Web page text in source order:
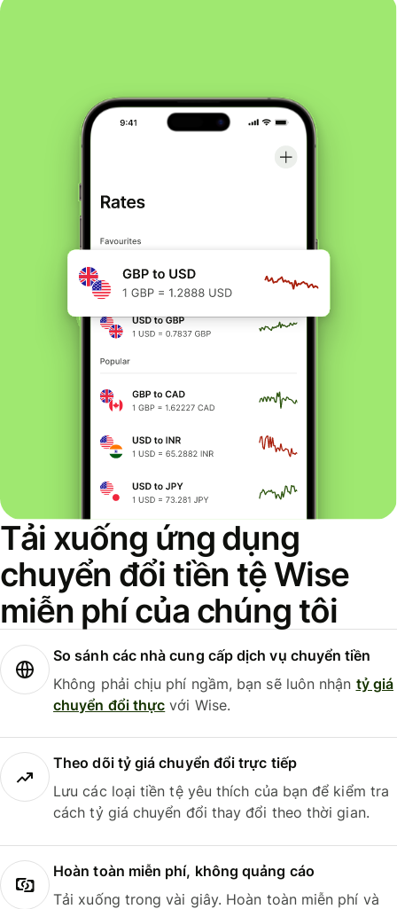
Tải xuống ứng dụng
chuyển đổi tiền tệ Wise
miễn phí của chúng tôi
So sánh các nhà cung cấp dịch vụ chuyển tiền
Không phải chịu phí ngầm, bạn sẽ luôn nhận tỷ giá
chuyển đổi thực với Wise.
Theo dõi tỷ giá chuyển đổi trực tiếp
Lưu các loại tiền tệ yêu thích của bạn để kiểm tra
cách tỷ giá chuyển đổi thay đổi theo thời gian.
Hoàn toàn miễn phí, không quảng cáo
Tải xuống trong vài giây. Hoàn toàn miễn phí và